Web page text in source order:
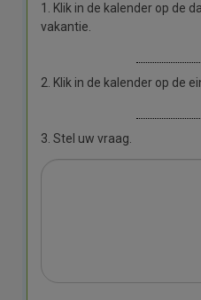
1. Klik in de kalender op de
vakantie.
2. Klik in de kalender op de
3. Stel uw vraag.